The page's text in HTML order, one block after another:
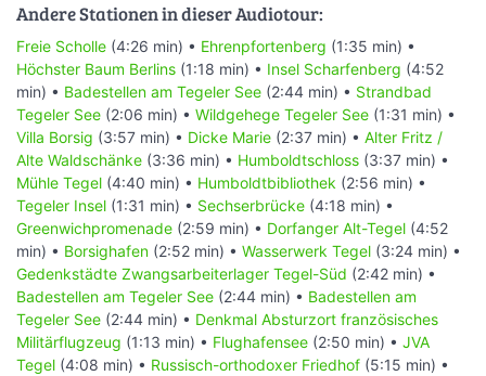
Andere Stationen in dieser Audiotour:
Freie Scholle (4:26 min) • Ehrenpfortenberg (1:35 min) •
Höchster Baum Berlins (1:18 min) • Insel Scharfenberg (4:52
min) • Badestellen am Tegeler See (2:44 min) • Strandbad
Tegeler See (2:06 min) • Wildgehege Tegeler See (1:31 min) •
Villa Borsig (3:57 min) • Dicke Marie (2:37 min) • Alter Fritz /
Alte Waldschänke (3:36 min) • Humboldtschloss (3:37 min) •
Mühle Tegel (4:40 min) • Humboldtbibliothek (2:56 min) •
Tegeler Insel (1:31 min) • Sechserbrücke (4:18 min) •
Greenwichpromenade (2:59 min) • Dorfanger Alt-Tegel (4:52
min) • Borsighafen (2:52 min) • Wasserwerk Tegel (3:24 min) •
Gedenkstädte Zwangsarbeiterlager Tegel-Süd (2:42 min) •
Badestellen am Tegeler See (2:44 min) • Badestellen am
Tegeler See (2:44 min) • Denkmal Absturzort französisches
Militärflugzeug (1:13 min) • Flughafensee (2:50 min) • JVA
Tegel (4:08 min) • Russisch-orthodoxer Friedhof (5:15 min) •